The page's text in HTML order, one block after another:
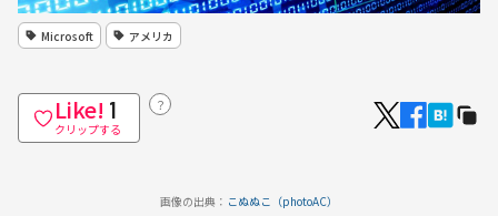
Microsoft アメリカ
Like! 1
クリップする
？
画像の出典： こぬぬこ（photoAC）